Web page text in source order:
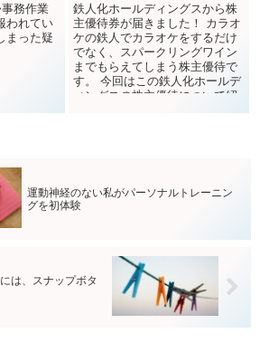
務作業
われてい
まった疑
鉄人化ホールディングスから株
主優待券が届きました！ カラオ
ケの鉄人でカラオケをするだけ
でなく、スパークリングワイン
までもらえてしまう株主優待で
す。 今回はこの鉄人化ホールデ
ィングスの株主優待について紹
運動神経のない私がパーソナルトレーニン
グを初体験
は、スナップボタ